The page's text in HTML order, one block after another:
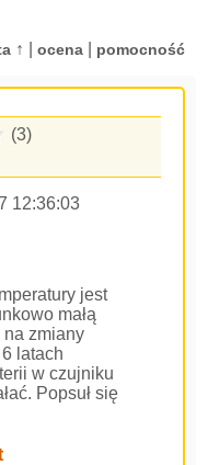
↑ | ocena| pomocność
(3)
12:36:03
jest
małą
na zmiany
latach
w czujniku
Popsuł się